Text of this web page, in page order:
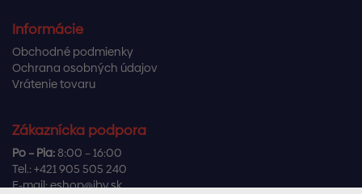
Informácie
Obchodné podmienky
Ochrana osobných údajov
Vrátenie tovaru
Zákaznícka podpora
Po – Pia:8:00 – 16:00
Tel.: +421 905 505 240
E-mail:eshop@ibv.sk